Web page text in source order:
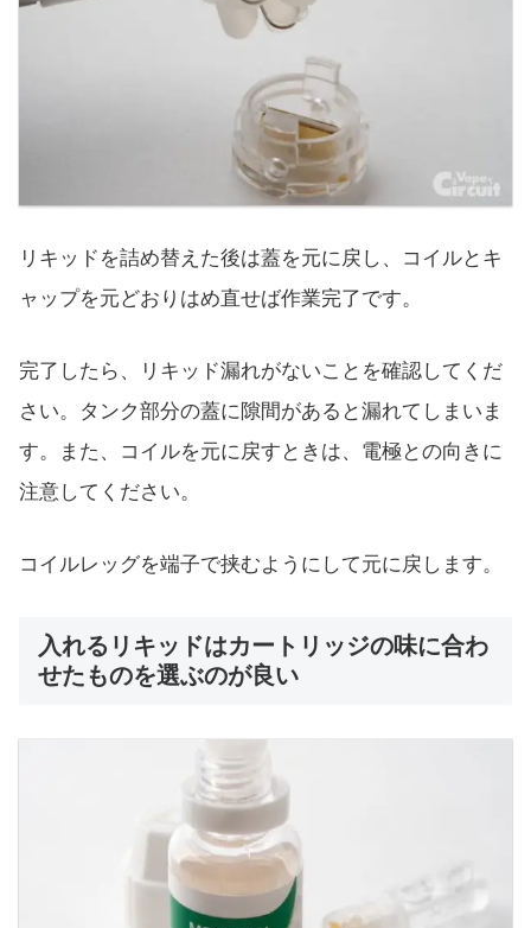
リキッドを詰め替えた後は蓋を元に戻し、コイルとキ
ャップを元どおりはめ直せば作業完了です。
完了したら、リキッド漏れがないことを確認してくだ
さい。タンク部分の蓋に隙間があると漏れてしまいま
す。また、コイルを元に戻すときは、電極との向きに
注意してください。
コイルレッグを端子で挟むようにして元に戻します。
入れるリキッドはカートリッジの味に合わ
せたものを選ぶのが良い